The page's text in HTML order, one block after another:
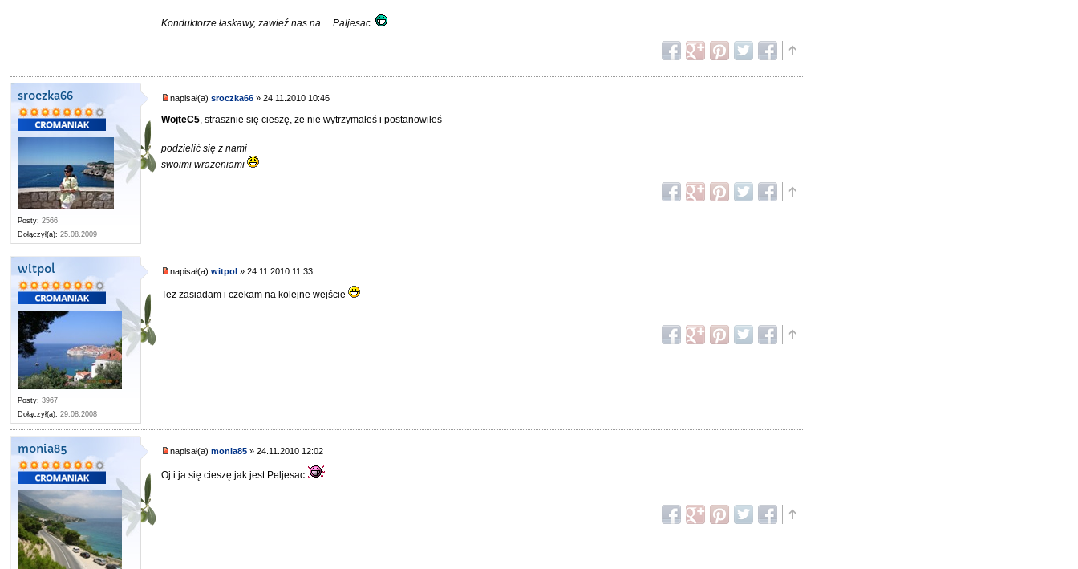
Konduktorze łaskawy, zawieź nas na ... Paljesac.
sroczka66
Posty: 2566
Dołączył(a): 25.08.2009
napisał(a)sroczka66 » 24.11.2010 10:46
WojteC5 , strasznie się cieszę, że nie wytrzymałeś i postanowiłeś
podzielić się z nami
swoimi wrażeniami
witpol
Posty: 3967
Dołączył(a): 29.08.2008
napisał(a)witpol » 24.11.2010 11:33
Też zasiadam i czekam na kolejne wejście
monia85 napisał(a)monia85 » 24.11.2010 12:02
Oj i ja się cieszę jak jest Peljesac